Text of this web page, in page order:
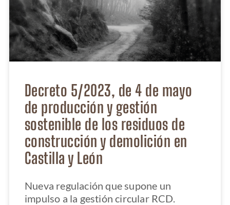
Decreto 5/2023, de 4 de mayo
de producción y gestión
sostenible de los residuos de
construcción y demolición en
Castilla y León
Nueva regulación que supone un
impulso a la gestión circular RCD.